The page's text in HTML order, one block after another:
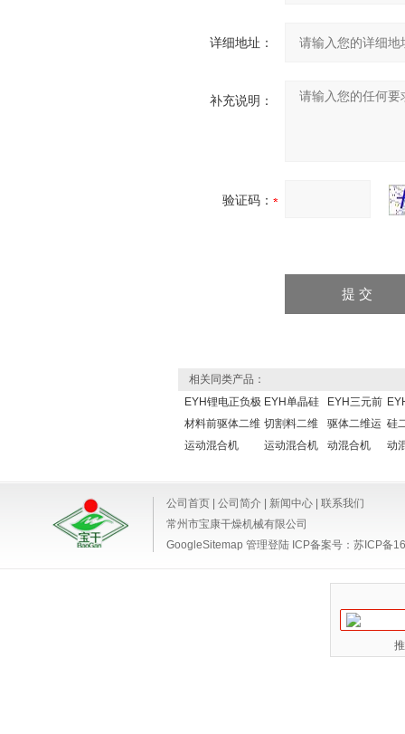
详细地址：
补充说明：
验证码：
相关同类产品：
EYH锂电正负极
材料前驱体二维
运动混合机
EYH单晶硅
切割料二维
运动混合机
EYH三元前
驱体二维运
动混合机
硅
动
公司首页 公司简介 新闻中心
联系我们
常州市宝康干燥机械有限公司
GoogleSitemap 管理登陆 ICP备案号： 苏ICP备